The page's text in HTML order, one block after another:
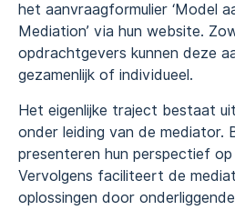
het aanvraagformulier ‘Model
Mediation’ via hun website.
opdrachtgevers kunnen deze
gezamenlijk of individueel.
Het eigenlijke traject bestaat
onder leiding van de mediator.
presenteren hun perspectief
Vervolgens faciliteert de
oplossingen door